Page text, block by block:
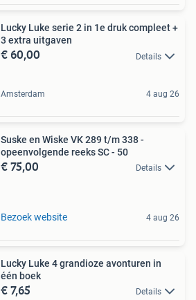
Lucky Luke serie 2 in 1e druk compleet +
3 extra uitgaven
€ 60,00 Details
Amsterdam 4 aug 26
Suske en Wiske VK 289 t/m 338 -
opeenvolgende reeks SC - 50
€ 75,00 Details
Bezoek website 4 aug 26
Lucky Luke 4 grandioze avonturen in
één boek
€ 7,65 Details